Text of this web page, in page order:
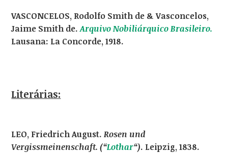
VASCONCELOS, Rodolfo Smith de & Vasconcelos,
Jaime Smith de.Arquivo Nobiliárquico Brasileiro.
Lausana: La Concorde, 1918.
Literárias:
LEO, Friedrich August.Rosen und
Vergissmeinenschaft. (“Lothar“). Leipzig, 1838.